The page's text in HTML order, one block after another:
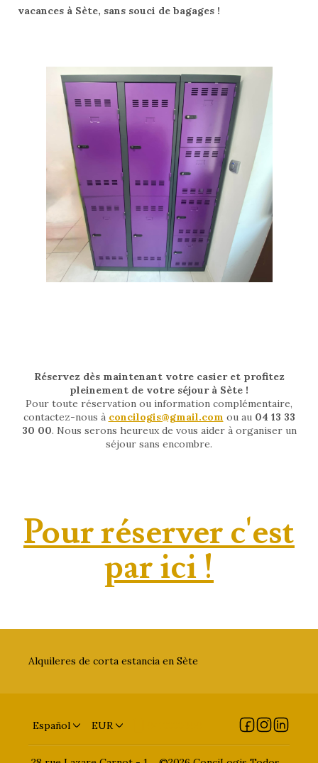
vacances à Sète, sans souci de bagages !
Réservez dès maintenant votre casier et profitez
pleinement de votre séjour à Sète !
Pour toute réservation ou information complémentaire,
contactez-nous à concilogis@gmail.com ou au 04 13 33
30 00. Nous serons heureux de vous aider à organiser un
séjour sans encombre.
Pour réserver c'est
par ici !
Alquileres de corta estancia en Sète
Español EUR